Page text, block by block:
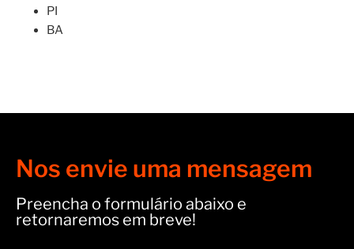
PI
BA
Nos envie uma mensagem
Preencha o formulário abaixo e
retornaremos em breve!